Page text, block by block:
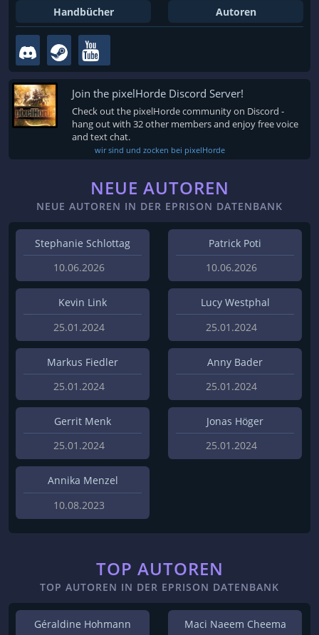
Handbücher
Autoren
Join the pixelHorde Discord Server!
Check out the pixelHorde community on Discord -
hang out with 32 other members and enjoy free voice
and text chat.
wir sind und zocken bei pixelHorde
NEUE AUTOREN
NEUE AUTOREN IN DER EPRISON DATENBANK
Stephanie Schlottag
10.06.2026
Patrick Poti
10.06.2026
Kevin Link
25.01.2024
Lucy Westphal
25.01.2024
Markus Fiedler
25.01.2024
Anny Bader
25.01.2024
Gerrit Menk
25.01.2024
Jonas Höger
25.01.2024
Annika Menzel
10.08.2023
TOP AUTOREN
TOP AUTOREN IN DER EPRISON DATENBANK
Géraldine Hohmann Maci Naeem Cheema